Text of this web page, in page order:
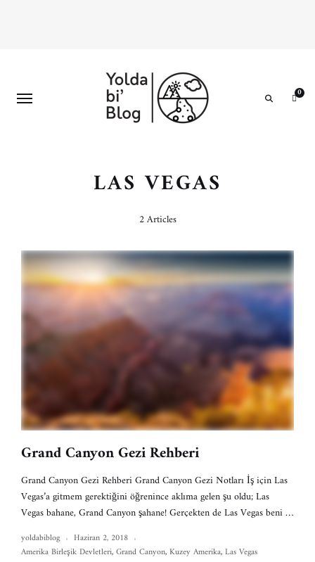
0
LAS VEGAS
2 Articles
Grand Canyon Gezi Rehberi
Grand Canyon Gezi Rehberi Grand Canyon Gezi Notları İş için Las
Vegas’a gitmem gerektiğini öğrenince aklıma gelen şu oldu; Las
Vegas bahane, Grand Canyon şahane! Gerçekten de Las Vegas beni …
yoldabiblog
Haziran 2, 2018
Amerika Birleşik Devletleri,Grand Canyon,Kuzey Amerika,Las Vegas